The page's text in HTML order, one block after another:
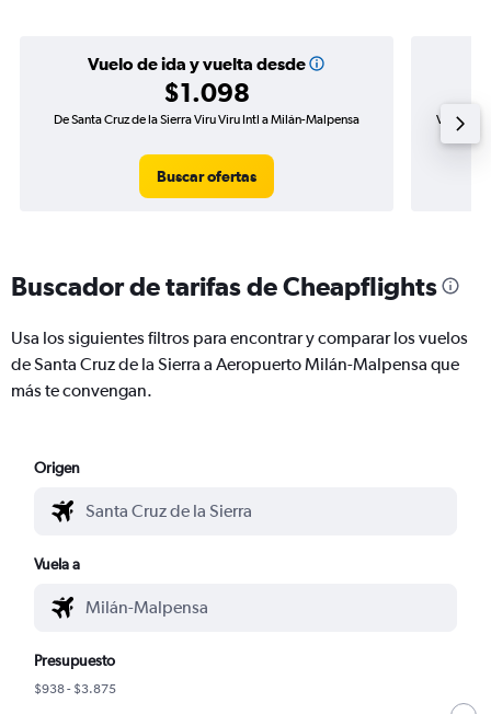
Vuelo de ida y vuelta desde
$1.098
De Santa Cruz de la Sierra Viru Viru Intl a Milán-Malpensa
Buscar ofertas
Vuelo de
Buscador de tarifas de Cheapflights
Usa los siguientes filtros para encontrar y comparar los vuelos
de Santa Cruz de la Sierra a Aeropuerto Milán-Malpensa que
más te convengan.
Origen
Vuela a
Presupuesto
$938 - $3.875